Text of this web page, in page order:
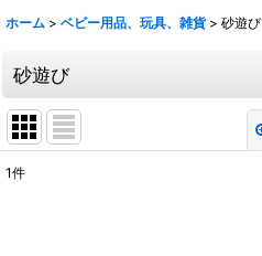
ホーム > ベビー用品、玩具、雑貨 > 砂遊び
砂遊び
1件